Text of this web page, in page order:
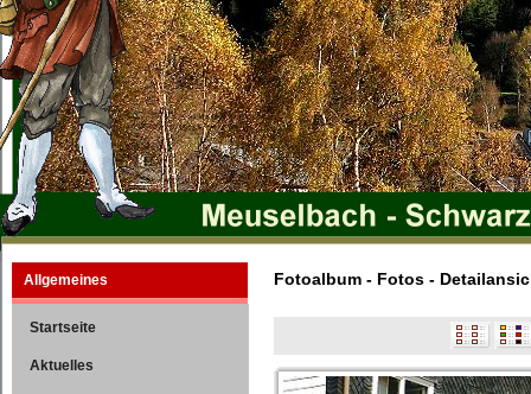
Fotoalbum - Fotos -
Allgemeines
Startseite
Aktuelles